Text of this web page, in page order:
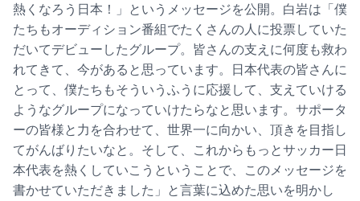
熱くなろう日本！」というメッセージを公開。白岩は「僕
たちもオーディション番組でたくさんの人に投票していた
だいてデビューしたグループ。皆さんの支えに何度も救わ
れてきて、今があると思っています。日本代表の皆さんに
とって、僕たちもそういうふうに応援して、支えていける
ようなグループになっていけたらなと思います。サポータ
ーの皆様と力を合わせて、世界一に向かい、頂きを目指し
てがんばりたいなと。そして、これからもっとサッカー日
本代表を熱くしていこうということで、このメッセージを
書かせていただきました」と言葉に込めた思いを明かし